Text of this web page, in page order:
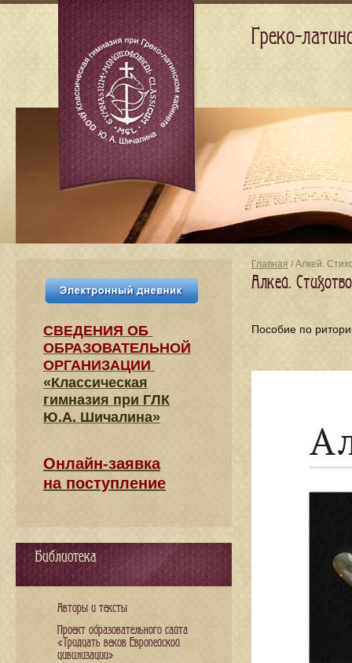
Главная / Алкей.
Алкей.
Пособие по
СВЕДЕНИЯ​ ОБ
ОБРАЗОВАТЕЛЬНОЙ
ОРГАНИЗАЦИИ
«Классическая
гимназия при ГЛК
Ю.А. Шичалина»
Онлайн-заявка
на поступление
Библиотека
Авторы и тексты
Проект образовательного сайта
«Тридцать веков Европейской
цивилизации»
Греко-